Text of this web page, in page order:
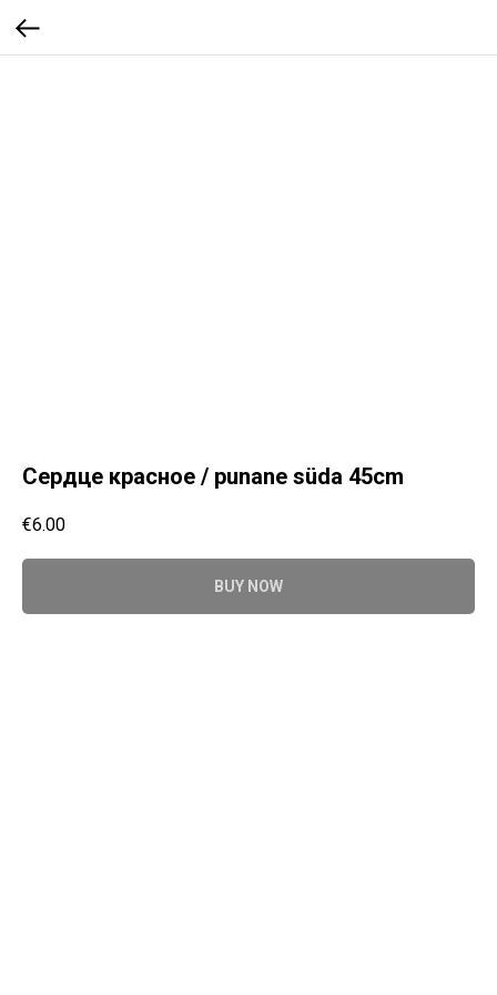
Сердце красное / punane süda 45cm
€6.00
BUY NOW